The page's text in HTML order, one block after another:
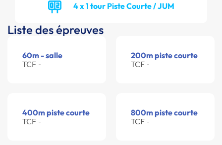
4 x 1 tour Piste Courte / JUM
Liste des épreuves
60m - salle
TCF -
200m piste courte
TCF -
400m piste courte
TCF -
800m piste courte
TCF -